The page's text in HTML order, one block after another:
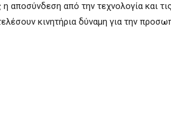
αποσύνδεση από την τεχνολογία και
κινητήρια δύναμη για την